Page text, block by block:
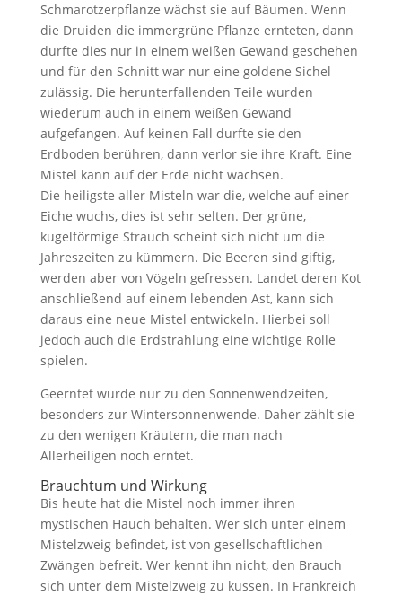
Schmarotzerpflanze wächst sie auf Bäumen. Wenn
die Druiden die immergrüne Pflanze ernteten, dann
durfte dies nur in einem weißen Gewand geschehen
und für den Schnitt war nur eine goldene Sichel
zulässig. Die herunterfallenden Teile wurden
wiederum auch in einem weißen Gewand
aufgefangen. Auf keinen Fall durfte sie den
Erdboden berühren, dann verlor sie ihre Kraft. Eine
Mistel kann auf der Erde nicht wachsen.
Die heiligste aller Misteln war die, welche auf einer
Eiche wuchs, dies ist sehr selten. Der grüne,
kugelförmige Strauch scheint sich nicht um die
Jahreszeiten zu kümmern. Die Beeren sind giftig,
werden aber von Vögeln gefressen. Landet deren Kot
anschließend auf einem lebenden Ast, kann sich
daraus eine neue Mistel entwickeln. Hierbei soll
jedoch auch die Erdstrahlung eine wichtige Rolle
spielen.
Geerntet wurde nur zu den Sonnenwendzeiten,
besonders zur Wintersonnenwende. Daher zählt sie
zu den wenigen Kräutern, die man nach
Allerheiligen noch erntet.
Brauchtum und Wirkung
Bis heute hat die Mistel noch immer ihren
mystischen Hauch behalten. Wer sich unter einem
Mistelzweig befindet, ist von gesellschaftlichen
Zwängen befreit. Wer kennt ihn nicht, den Brauch
sich unter dem Mistelzweig zu küssen. In Frankreich